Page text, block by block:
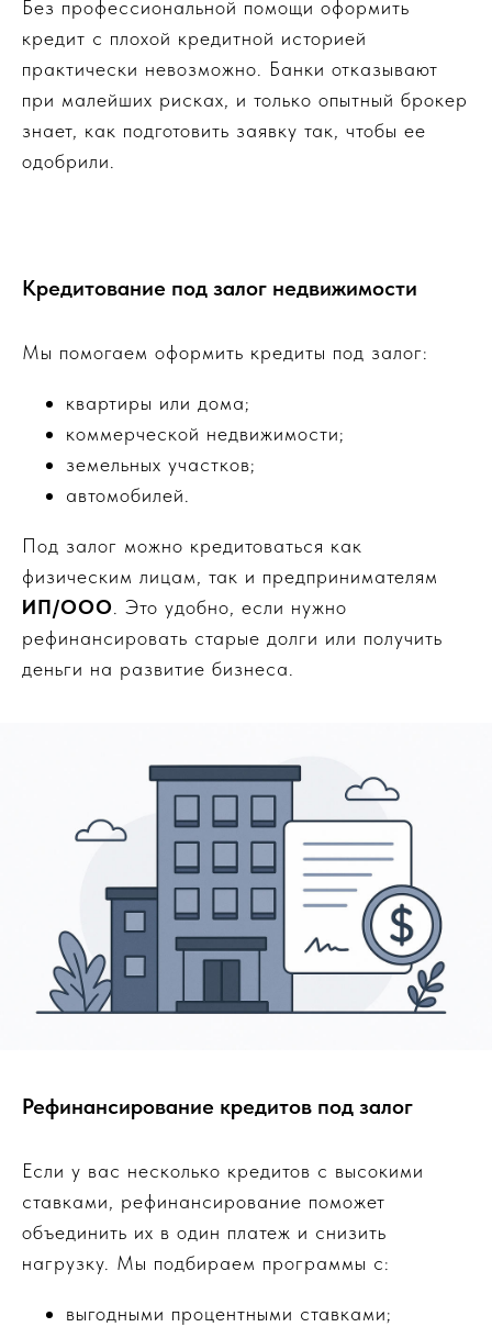
Без профессиональной помощи оформить
кредит с плохой кредитной историей
практически невозможно. Банки отказывают
при малейших рисках, и только опытный брокер
знает, как подготовить заявку так, чтобы ее
одобрили.
Кредитование под залог недвижимости
Мы помогаем оформить кредиты под залог:
квартиры или дома;
коммерческой недвижимости;
земельных участков;
автомобилей.
Под залог можно кредитоваться как
физическим лицам, так и предпринимателям
ИП/ООО . Это удобно, если нужно
рефинансировать старые долги или получить
деньги на развитие бизнеса.
Рефинансирование кредитов под залог
Если у вас несколько кредитов с высокими
ставками, рефинансирование поможет
объединить их в один платеж и снизить
нагрузку. Мы подбираем программы с:
выгодными процентными ставками;